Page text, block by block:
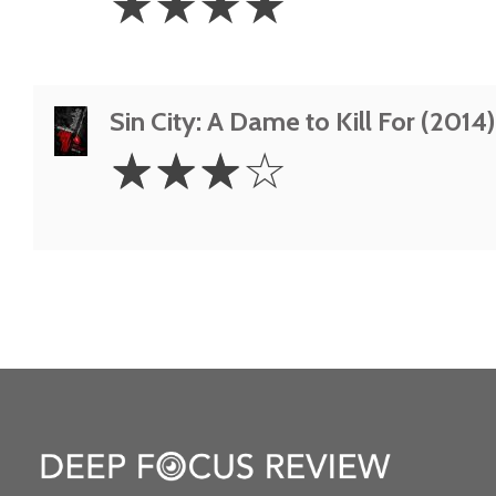
Stars
Sin City: A Dame to Kill For (2014)
Stars
☆☆☆☆